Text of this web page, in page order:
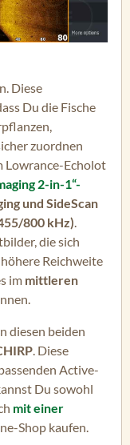
Diese
Du die Fische
zuordnen
Lowrance-Echolot
2-in-1“-
und SideScan
800 kHz).
die sich
Reichweite
im mittleren
diesen beiden
. Diese
Active-
Du sowohl
mit einer
Shop kaufen.